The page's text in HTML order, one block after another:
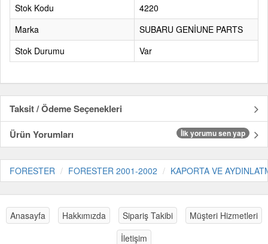
Stok Kodu
4220
Marka
SUBARU GENİUNE PARTS
Stok Durumu
Var
Taksit / Ödeme Seçenekleri
Ürün Yorumları
İlk yorumu sen yap
FORESTER FORESTER 2001-2002 KAPORTA VE
Anasayfa Hakkımızda Sipariş Takibi
Müşteri Hizmetleri
İletişim